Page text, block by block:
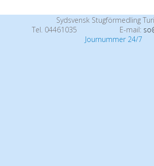
Sydsvensk Stugförmedling
Tel. 04461035
E-mail:
Journummer 24/7